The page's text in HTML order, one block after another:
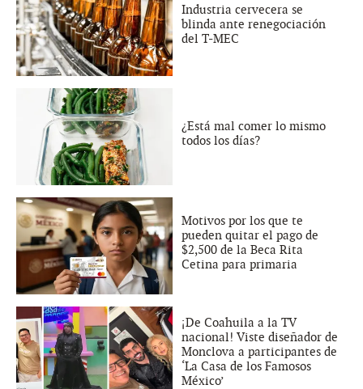
Industria cervecera se
blinda ante renegociación
del T-MEC
¿Está mal comer lo mismo
todos los días?
Motivos por los que te
pueden quitar el pago de
$2,500 de la Beca Rita
Cetina para primaria
¡De Coahuila a la TV
nacional! Viste diseñador de
Monclova a participantes de
‘La Casa de los Famosos
México’